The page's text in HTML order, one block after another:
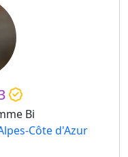
Bi
Côte d'Azur